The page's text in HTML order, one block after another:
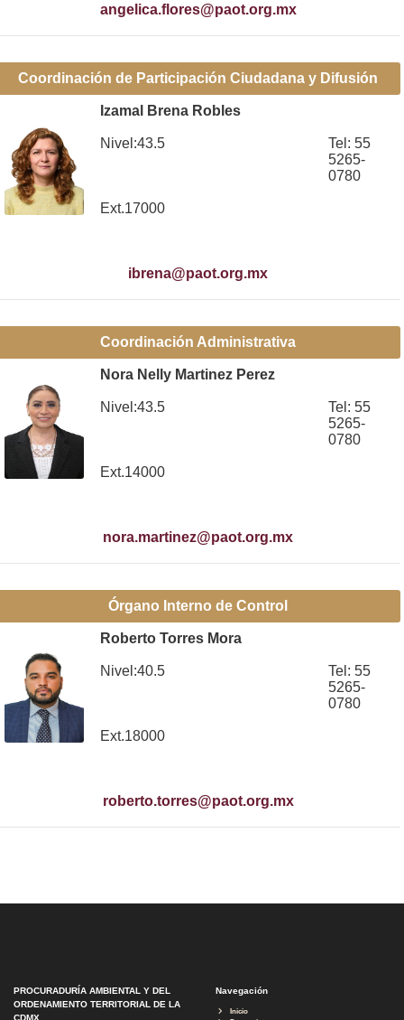
angelica.flores@paot.org.mx
Coordinación de Participación Ciudadana y Difusión
Izamal Brena Robles
Nivel:43.5
Tel: 55
5265-
0780
Ext.17000
ibrena@paot.org.mx
Coordinación Administrativa
Nora Nelly Martinez Perez
Nivel:43.5
Tel: 55
5265-
0780
Ext.14000
nora.martinez@paot.org.mx
Órgano Interno de Control
Roberto Torres Mora
Nivel:40.5
Tel: 55
5265-
0780
Ext.18000
roberto.torres@paot.org.mx
PROCURADURÍA AMBIENTAL Y DEL
ORDENAMIENTO TERRITORIAL DE LA
CDMX
Navegación
Inicio